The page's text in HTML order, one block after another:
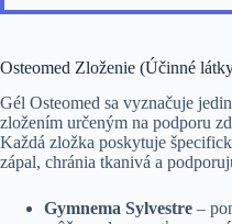
Osteomed Zloženie (Účinné
Gél Osteomed sa vyznačuje
zložením určeným na podporu
Každá zložka poskytuje
zápal, chránia tkanivá a
Gymnema Sylvestre –